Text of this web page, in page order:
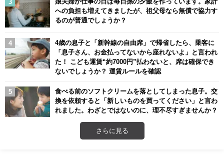
への負担も増えてきましたが、祖父母なら無償で協力す
るのが普通でしょうか？
4歳の息子と「新幹線の自由席」で帰省したら、乗客に
「息子さん、お金払ってないから座れないよ」と言われ
た！ こども運賃“約7000円”払わないと、席は確保でき
ないでしょうか？ 運賃ルールを確認
食べる前のソフトクリームを落としてしまった息子。交
換を依頼すると「新しいものを買ってください」と言わ
れました。わざとではないのに、理不尽すぎませんか？
さらに見る